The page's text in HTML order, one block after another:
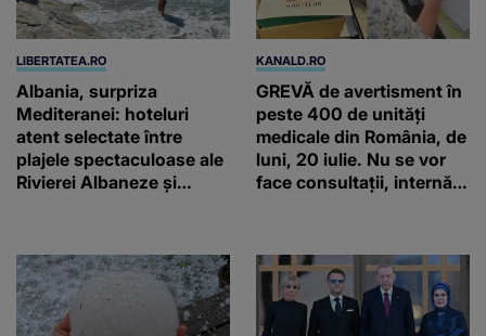
LIBERTATEA.RO
Albania, surpriza
Mediteranei: hoteluri
atent selectate între
plajele spectaculoase ale
Rivierei Albaneze și
KANALD.RO
GREVĂ de avertisment în
peste 400 de unități
medicale din România, de
luni, 20 iulie. Nu se vor
face consultații, internări